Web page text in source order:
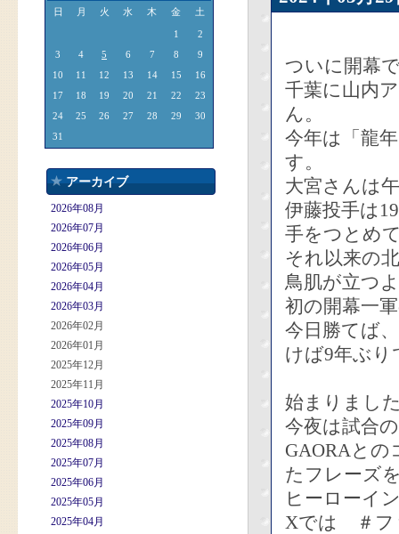
日 月 火 水 木 金 土
1
2
3
4 5 6 7 8
9
10
11 12 13 14 15
16
17
18 19 20 21 22
23
24
25 26 27 28 29
30
31
アーカイブ
2026年08月
2026年07月
2026年06月
2026年05月
2026年04月
2026年03月
2026年02月
2026年01月
2025年12月
2025年11月
2025年10月
2025年09月
2025年08月
2025年07月
2025年06月
2025年05月
2025年04月
ついに開幕
千葉に山内
ん。
今年は「龍
す。
大宮さんは
伊藤投手は
手をつとめ
それ以来の
鳥肌が立つ
初の開幕一
今日勝てば
けば9年ぶり
始まりまし
今夜は試合
GAORAと
たフレーズ
ヒーローイ
Xでは ＃フ